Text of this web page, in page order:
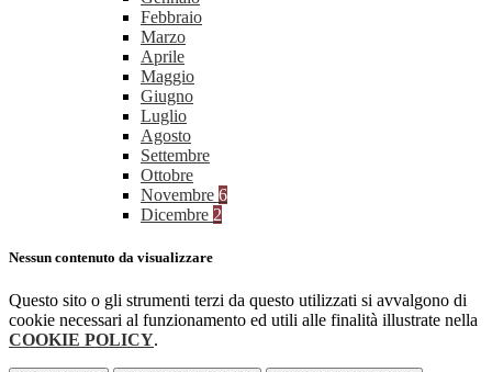
Febbraio
Marzo
Aprile
Maggio
Giugno
Luglio
Agosto
Settembre
Ottobre
Novembre 6
Dicembre 2
Nessun contenuto da visualizzare
Questo sito o gli strumenti terzi da questo utilizzati si avvalgono di
cookie necessari al funzionamento ed utili alle finalità illustrate nella
COOKIE POLICY.